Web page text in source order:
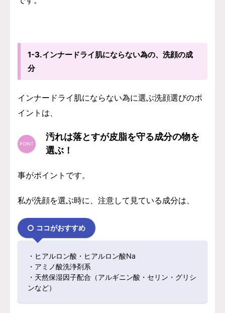
1-3.インナードライ肌にならない為の、洗顔の成
分
インナードライ肌にならない為に選ぶ洗顔選びのポ
イントは、
汚れは落とすが皮脂を守る成分の物を
選ぶ！
事がポイントです。
私が洗顔を選ぶ時に、注意して見ている成分は、
ココがおすすめ
・ヒアルロン酸・ヒアルロン酸Na
・アミノ酸洗浄剤系
・天然保湿因子配合（アルギニン酸・セリン・グリシ
ンなど）